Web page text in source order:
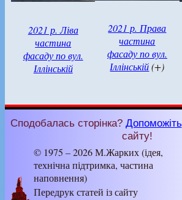
2021 р. Ліва
частина
фасаду по вул.
Іллінській
2021 р. Права
частина
фасаду по вул.
Іллінській(+)
Сподобалась сторінка? Допоможіть
сайту!
© 1975 – 2026 М.Жарких (ідея,
технічна підтримка, частина
наповнення)
Передрук статей із сайту